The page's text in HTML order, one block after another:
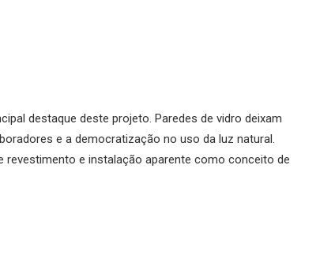
destaque deste projeto. Paredes de vidro deixam
e a democratização no uso da luz natural.
e instalação aparente como conceito de